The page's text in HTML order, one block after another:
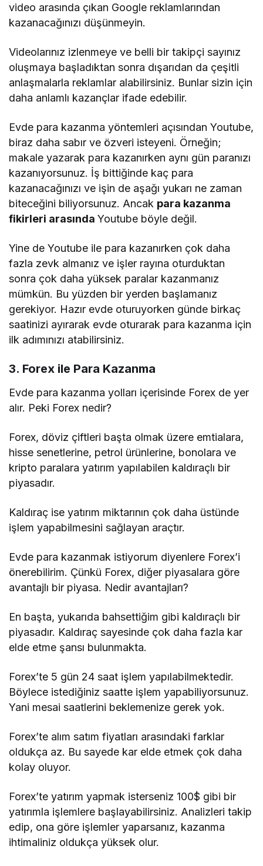
video arasında çıkan Google reklamlarından
kazanacağınızı düşünmeyin.
Videolarınız izlenmeye ve belli bir takipçi sayınız
oluşmaya başladıktan sonra dışarıdan da çeşitli
anlaşmalarla reklamlar alabilirsiniz. Bunlar sizin için
daha anlamlı kazançlar ifade edebilir.
Evde para kazanma yöntemleri açısından Youtube,
biraz daha sabır ve özveri isteyeni. Örneğin;
makale yazarak para kazanırken aynı gün paranızı
kazanıyorsunuz. İş bittiğinde kaç para
kazanacağınızı ve işin de aşağı yukarı ne zaman
biteceğini biliyorsunuz. Ancak para kazanma
fikirleri arasındaYoutube böyle değil.
Yine de Youtube ile para kazanırken çok daha
fazla zevk almanız ve işler rayına oturduktan
sonra çok daha yüksek paralar kazanmanız
mümkün. Bu yüzden bir yerden başlamanız
gerekiyor. Hazır evde oturuyorken günde birkaç
saatinizi ayırarak evde oturarak para kazanma için
ilk adımınızı atabilirsiniz.
3. Forex ile Para Kazanma
Evde para kazanma yolları içerisinde Forex de yer
alır. Peki Forex nedir?
Forex, döviz çiftleri başta olmak üzere emtialara,
hisse senetlerine, petrol ürünlerine, bonolara ve
kripto paralara yatırım yapılabilen kaldıraçlı bir
piyasadır.
Kaldıraç ise yatırım miktarının çok daha üstünde
işlem yapabilmesini sağlayan araçtır.
Evde para kazanmak istiyorum diyenlere Forex’i
önerebilirim. Çünkü Forex, diğer piyasalara göre
avantajlı bir piyasa. Nedir avantajları?
En başta, yukarıda bahsettiğim gibi kaldıraçlı bir
piyasadır. Kaldıraç sayesinde çok daha fazla kar
elde etme şansı bulunmakta.
Forex’te 5 gün 24 saat işlem yapılabilmektedir.
Böylece istediğiniz saatte işlem yapabiliyorsunuz.
Yani mesai saatlerini beklemenize gerek yok.
Forex’te alım satım fiyatları arasındaki farklar
oldukça az. Bu sayede kar elde etmek çok daha
kolay oluyor.
Forex’te yatırım yapmak isterseniz 100$ gibi bir
yatırımla işlemlere başlayabilirsiniz. Analizleri takip
edip, ona göre işlemler yaparsanız, kazanma
ihtimaliniz oldukça yüksek olur.